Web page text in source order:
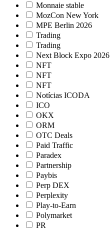
Monnaie stable
MozCon New York
MPE Berlin 2026
Trading
Trading
Next Block Expo 2026
NFT
NFT
NFT
Notícias ICODA
ICO
OKX
ORM
OTC Deals
Paid Traffic
Paradex
Partnership
Paybis
Perp DEX
Perplexity
Play-to-Earn
Polymarket
PR